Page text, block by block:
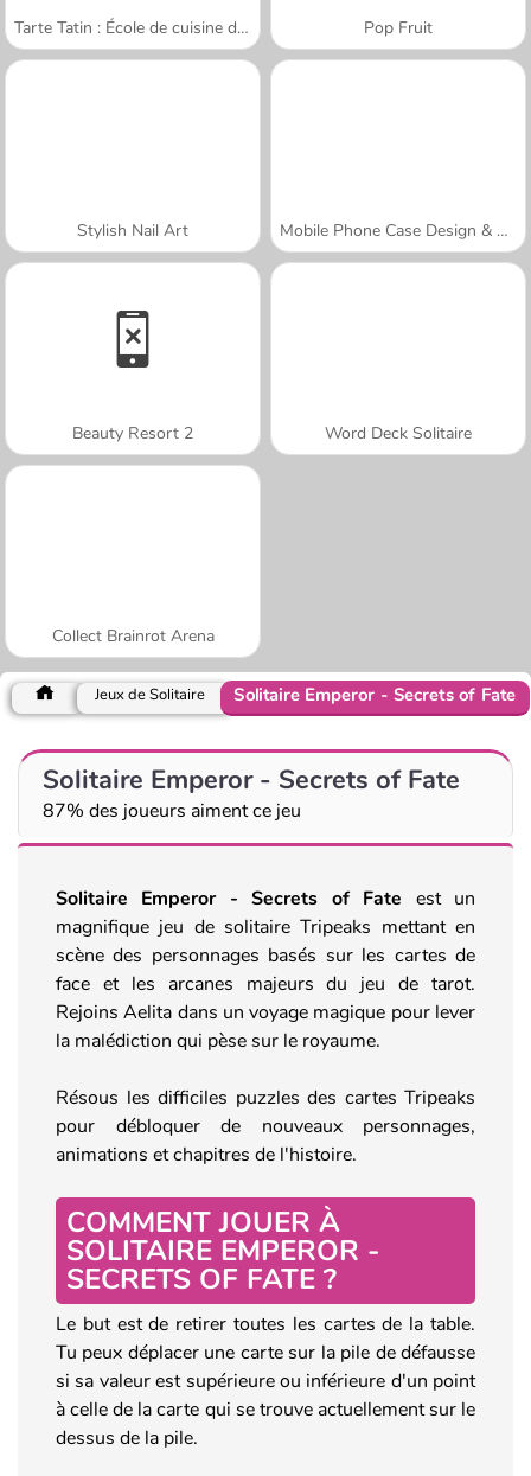
Tarte Tatin : École de cuisine de Sara Pop Fruit
Stylish Nail Art Mobile Phone Case Design & DIY
Beauty Resort 2 Word Deck Solitaire
Collect Brainrot Arena
Jeux de Solitaire Solitaire Emperor - Secrets of Fate
Solitaire Emperor - Secrets of Fate
87% des joueurs aiment ce jeu
Solitaire Emperor - Secrets of Fate est un
magnifique jeu de solitaire Tripeaks mettant en
scène des personnages basés sur les cartes de
face et les arcanes majeurs du jeu de tarot.
Rejoins Aelita dans un voyage magique pour lever
la malédiction qui pèse sur le royaume.
Résous les difficiles puzzles des cartes Tripeaks
pour débloquer de nouveaux personnages,
animations et chapitres de l'histoire.
COMMENT JOUER À
SOLITAIRE EMPEROR -
SECRETS OF FATE ?
Le but est de retirer toutes les cartes de la table.
Tu peux déplacer une carte sur la pile de défausse
si sa valeur est supérieure ou inférieure d'un point
à celle de la carte qui se trouve actuellement sur le
dessus de la pile.